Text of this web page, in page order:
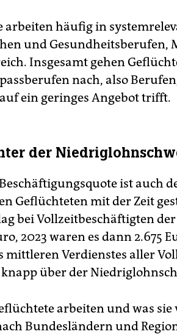
arbeiten häufig in
und Gesundheitsberufen,
Insgesamt gehen
nach, also
ein geringes Angebot trifft.
der
ist auch
Geflüchteten mit der Zeit
bei Vollzeitbeschäftigten
2023 waren es dann 2.675
mittleren Verdienstes aller
über der
arbeiten und was
Bundesländern und